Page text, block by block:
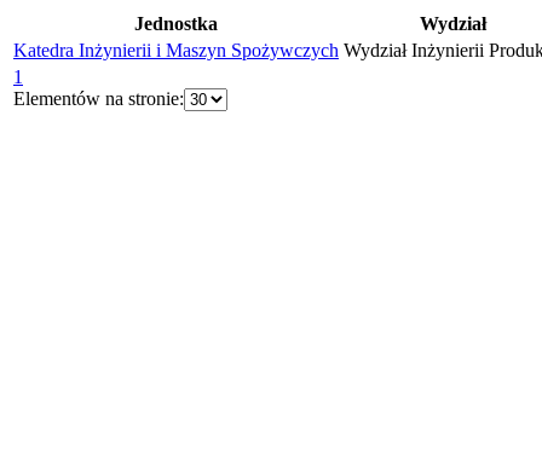
Jednostka
Wydział
Katedra Inżynierii i Maszyn Spożywczych Wydział Inżynierii
1
Elementów na stronie: